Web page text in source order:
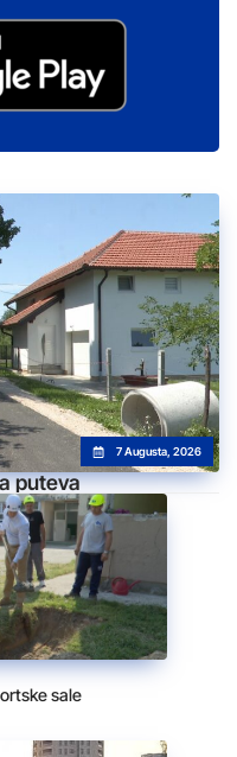
7 Augusta, 2026
puteva
sale